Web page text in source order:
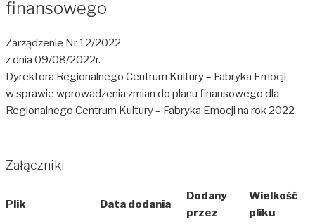
finansowego
Zarządzenie Nr 12/2022
z dnia 09/08/2022r.
Dyrektora Regionalnego Centrum Kultury – Fabryka Emocji
w sprawie wprowadzenia zmian do planu finansowego dla
Regionalnego Centrum Kultury – Fabryka Emocji na rok 2022
Załączniki
Plik Data dodania
Dodany
przez
Wielkość
pliku